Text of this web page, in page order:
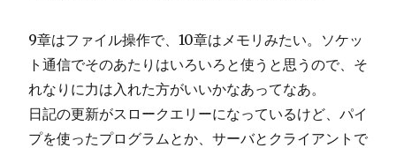
9章はファイル操作で、10章はメモリみたい。ソケッ
ト通信でそのあたりはいろいろと使うと思うので、そ
れなりに力は入れた方がいいかなあってなあ。
日記の更新がスロークエリーになっているけど、パイ
プを使ったプログラムとか、サーバとクライアントで